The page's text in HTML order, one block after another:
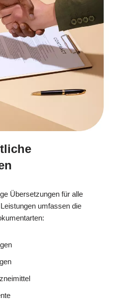
Übersetzungen für alle
umfassen die